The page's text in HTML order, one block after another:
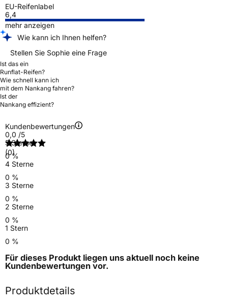
EU-Reifenlabel
6,4
mehr anzeigen
Wie kann ich Ihnen helfen?
Stellen Sie Sophie eine Frage
Ist das ein
Runflat-Reifen?
Wie schnell kann ich
mit dem Nankang fahren?
Ist der
Nankang effizient?
Kundenbewertungen
0,0 /5
(0)
5 Sterne
0 %
4 Sterne
0 %
3 Sterne
0 %
2 Sterne
0 %
1 Stern
0 %
Für dieses Produkt liegen uns aktuell noch keine
Kundenbewertungen vor.
Produktdetails